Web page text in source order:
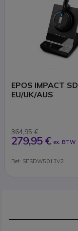
EPOS IMPACT
EU/UK/AUS
364,95 €
279,95 € ex. BTW
Ref: SESDW5013V2